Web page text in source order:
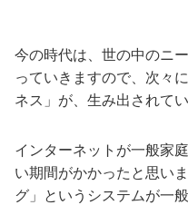
今の時代は、世の中のニ
っていきますので、次々
ネス」が、生み出されてい
インターネットが一般家
い期間がかかったと思い
グ」というシステムが一